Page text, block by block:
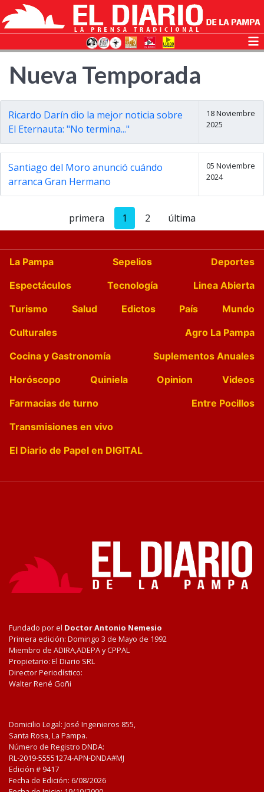
Nueva Temporada
Ricardo Darín dio la mejor noticia sobre
El Eternauta: "No termina..."
18 Noviembre
2025
Santiago del Moro anunció cuándo
arranca Gran Hermano
05 Noviembre
2024
primera 1 2 última
La Pampa Sepelios
Deportes
Espectáculos
Tecnología
Linea Abierta
Turismo
Salud Edictos País
Mundo
Culturales
Agro La Pampa
Cocina y Gastronomía
Suplementos Anuales
Horóscopo
Quiniela Opinion
Videos
Farmacias de turno
Entre Pocillos
Transmisiones en vivo
El Diario de Papel en DIGITAL
Fundado por el Doctor Antonio Nemesio
Primera edición: Domingo 3 de Mayo de 1992
Miembro de ADIRA,ADEPA y CPPAL
Propietario: El Diario SRL
Director Periodístico:
Walter René Goñi
Domicilio Legal: José Ingenieros 855,
Santa Rosa, La Pampa.
Número de Registro DNDA:
RL-2019-55551274-APN-DNDA#MJ
Edición # 9417
Fecha de Edición: 6/08/2026